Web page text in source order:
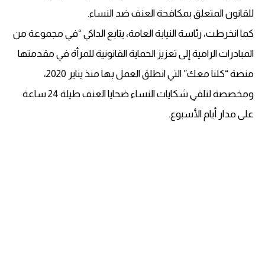
للقانون المتعلق بمكافحة العنف ضد النساء.
كما انخرطت، رئاسة النيابة العامة، يتابع الداكي “في مجموعة من
المبادرات الرامية إلى تعزيز الحماية القانونية للمرأة في مقدمتها
منصة “كلنا معك” التي انطلق العمل بها منذ يناير 2020،
ومخصصة لتلقي شكايات النساء ضحايا العنف طيلة 24 ساعة
على مدار أيام الأسبوع.